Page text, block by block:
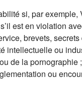
si, par
est en violation
brevets,
intellectuelle ou
de la pornographie
ou